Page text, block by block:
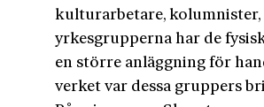
kulturarbetare, kolumnister,
yrkesgrupperna har de
en större anläggning för
verket var dessa gruppers